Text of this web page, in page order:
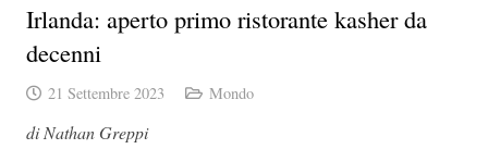
Irlanda: aperto primo ristorante kasher da
decenni
21 Settembre 2023 Mondo
di Nathan Greppi